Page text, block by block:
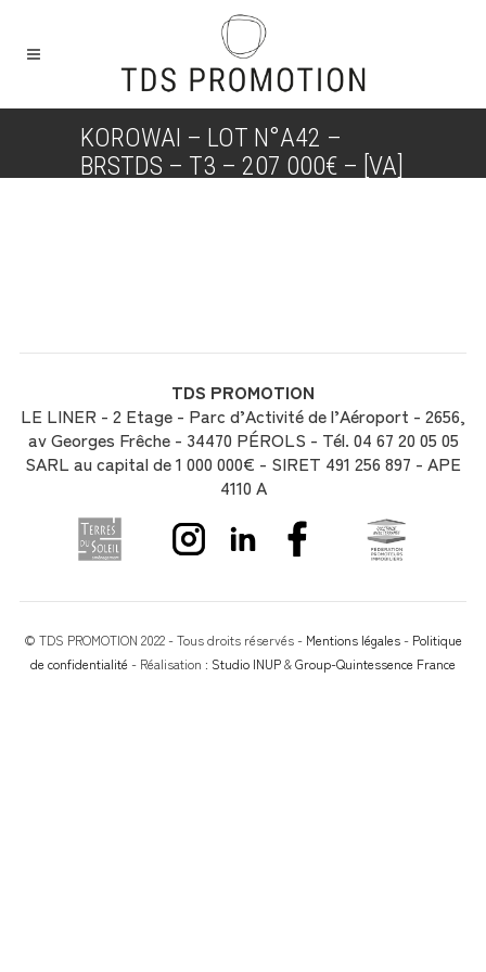
KOROWAI – LOT N°A42 –
BRSTDS – T3 – 207 000€ – [VA]
TDS PROMOTION
LE LINER - 2 Etage - Parc d’Activité de l’Aéroport - 2656,
av Georges Frêche - 34470 PÉROLS - Tél. 04 67 20 05 05
SARL au capital de 1 000 000€ - SIRET 491 256 897 - APE
4110 A
© TDS PROMOTION 2022 - Tous droits réservés - Mentions légales- Politique
de confidentialité - Réalisation : Studio INUP&Group-Quintessence France